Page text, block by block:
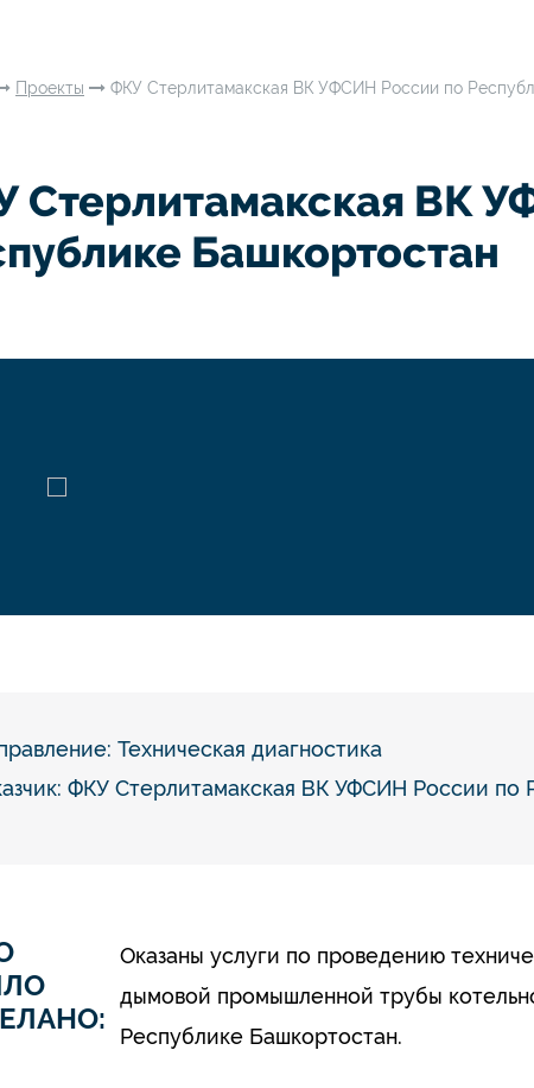
Проекты ФКУ Стерлитамакская ВК УФСИН России по
Стерлитамакская ВК
Башкортостан
Техническая диагностика
ФКУ Стерлитамакская ВК УФСИН России по
Оказаны услуги по проведению
дымовой промышленной трубы
Республике Башкортостан.